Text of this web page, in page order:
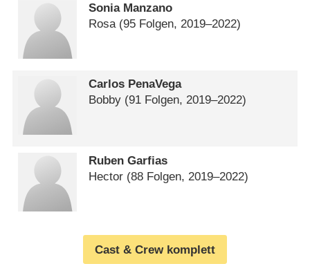
Sonia Manzano
Rosa (95 Folgen, 2019⁠–⁠2022)
Carlos PenaVega
Bobby (91 Folgen, 2019⁠–⁠2022)
Ruben Garfias
Hector (88 Folgen, 2019⁠–⁠2022)
Cast & Crew komplett